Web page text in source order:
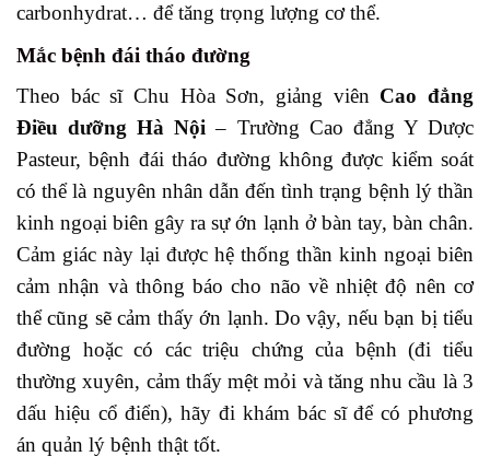
carbonhydrat… để tăng trọng lượng cơ thể.
Mắc bệnh đái tháo đường
Theo bác sĩ Chu Hòa Sơn, giảng viên Cao đẳng
Điều dưỡng Hà Nội – Trường Cao đẳng Y Dược
Pasteur, bệnh đái tháo đường không được kiểm soát
có thể là nguyên nhân dẫn đến tình trạng bệnh lý thần
kinh ngoại biên gây ra sự ớn lạnh ở bàn tay, bàn chân.
Cảm giác này lại được hệ thống thần kinh ngoại biên
cảm nhận và thông báo cho não về nhiệt độ nên cơ
thể cũng sẽ cảm thấy ớn lạnh. Do vậy, nếu bạn bị tiểu
đường hoặc có các triệu chứng của bệnh (đi tiểu
thường xuyên, cảm thấy mệt mỏi và tăng nhu cầu là 3
dấu hiệu cổ điển), hãy đi khám bác sĩ để có phương
án quản lý bệnh thật tốt.